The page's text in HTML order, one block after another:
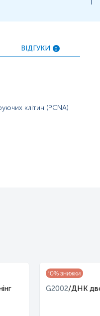
ВІДГУКИ 0
клітин (PCNA)
10% знижки
G2002/ДНК